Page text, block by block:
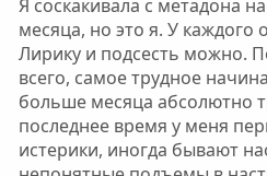
Я соскакивала с метадона
месяца, но это я. У каждого
Лирику и подсесть можно.
всего, самое трудное
больше месяца абсолютно
последнее время у меня
истерики, иногда бывают